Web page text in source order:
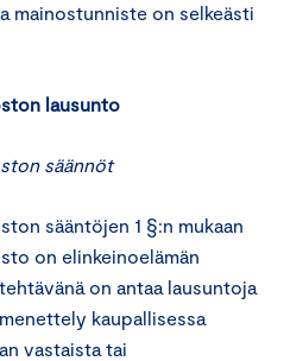
mainostunniste on selkeästi
lausunto
säännöt
sääntöjen 1 §:n mukaan
on elinkeinoelämän
on antaa lausuntoja
kaupallisessa
vastaista tai